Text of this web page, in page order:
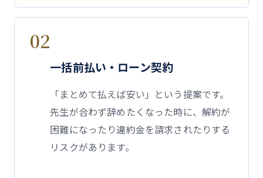
02
一括前払い・ローン契約
「まとめて払えば安い」という提案です。
先生が合わず辞めたくなった時に、解約が
困難になったり違約金を請求されたりする
リスクがあります。